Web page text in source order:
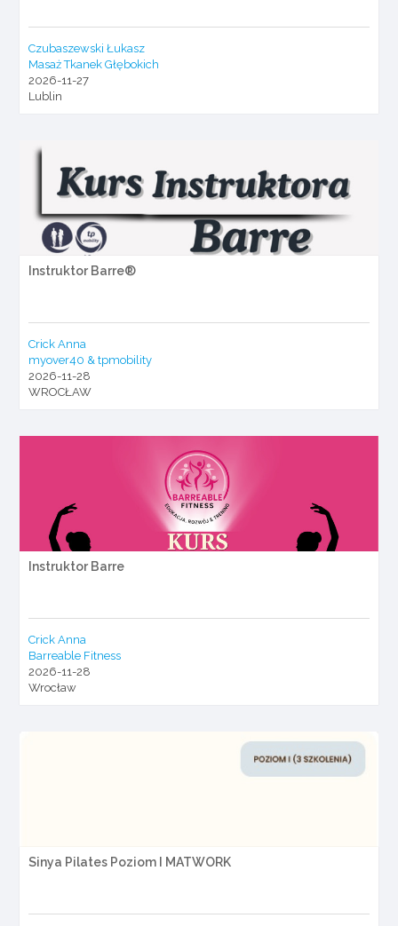
Czubaszewski Łukasz
Masaż Tkanek Głębokich
2026-11-27
Lublin
Instruktor Barre®
Crick Anna
myover40 & tpmobility
2026-11-28
WROCŁAW
Instruktor Barre
Crick Anna
Barreable Fitness
2026-11-28
Wrocław
Sinya Pilates Poziom I MATWORK